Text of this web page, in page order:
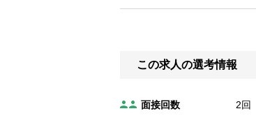
この求人の選考情報
面接回数 2回